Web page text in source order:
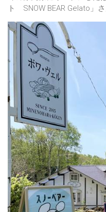
ト SNOW BEAR Gelato」